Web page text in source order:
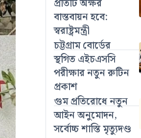
প্রতিটি অক্ষর
বাস্তবায়ন হবে:
স্বরাষ্ট্রমন্ত্রী
চট্টগ্রাম বোর্ডের
স্থগিত এইচএসসি
পরীক্ষার নতুন রুটিন
প্রকাশ
গুম প্রতিরোধে নতুন
আইন অনুমোদন,
সর্বোচ্চ শাস্তি মৃত্যুদণ্ড